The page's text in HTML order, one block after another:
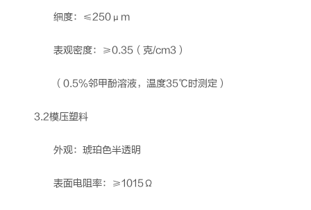
细度：≤250μm
表观密度：≥0.35（克/cm3）
（0.5%邻甲酚溶液，温度35℃时测定）
3.2模压塑料
外观：琥珀色半透明
表面电阻率：≥1015Ω